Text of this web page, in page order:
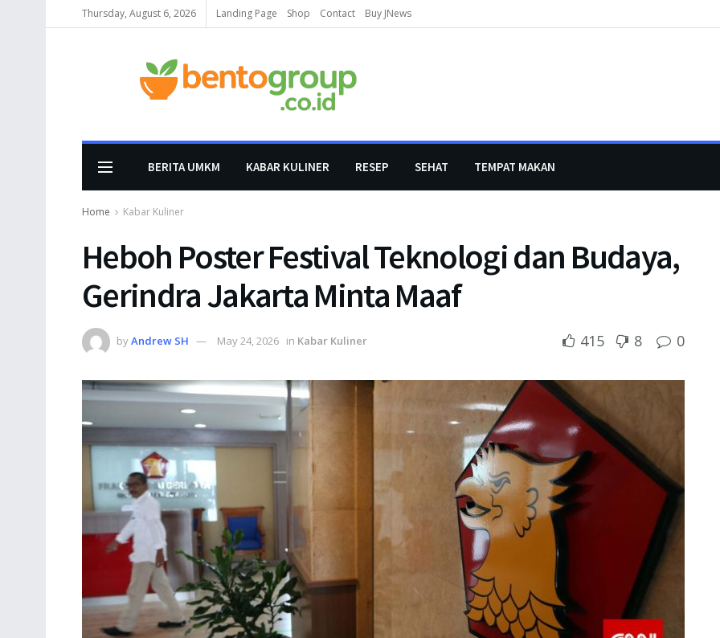
Thursday, August 6, 2026 Landing Page Shop Contact Buy JNews
BERITA UMKM KABAR KULINER RESEP SEHAT TEMPAT MAKAN
Home Kabar Kuliner
Heboh Poster Festival Teknologi dan Budaya,
Gerindra Jakarta Minta Maaf
byAndrew SH May 24, 2026 in Kabar Kuliner 415 8 0